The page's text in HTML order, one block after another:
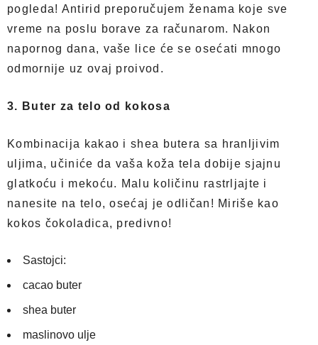
pogleda! Antirid preporučujem ženama koje sve
vreme na poslu borave za računarom. Nakon
napornog dana, vaše lice će se osećati mnogo
odmornije uz ovaj proivod.
3. Buter za telo od kokosa
Kombinacija kakao i shea butera sa hranljivim
uljima, učiniće da vaša koža tela dobije sjajnu
glatkoću i mekoću. Malu količinu rastrljajte i
nanesite na telo, osećaj je odličan! Miriše kao
kokos čokoladica, predivno!
Sastojci:
cacao buter
shea buter
maslinovo ulje